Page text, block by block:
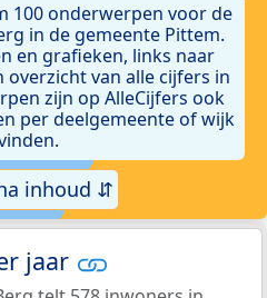
100 onderwerpen voor de
in de gemeente Pittem.
en grafieken, links naar
van alle cijfers in
zijn op AlleCijfers ook
per deelgemeente of wijk
inhoud ⇵
jaar